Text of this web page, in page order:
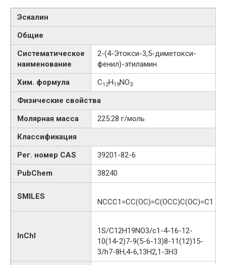
Эскалин
Общие
Систематическое
наименование
2-​​(4-​Этокси-​3,5-​диметокси-​
фенил)​-​этиламин
Хим. формула
C12H19NO3
Физические свойства
Молярная масса
225.28 г/моль
Классификация
Рег. номер CAS
39201-82-6
PubChem
38240
SMILES
NCCC1=CC(OC)=C(OCC)C(OC)=C1
InChI
1S/C12H19NO3/c1-4-16-12-
10(14-2)7-9(5-6-13)8-11(12)15-
3/h7-8H,4-6,13H2,1-3H3